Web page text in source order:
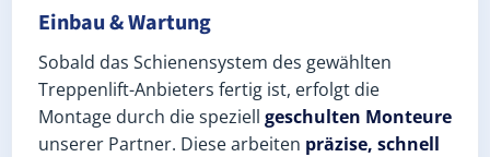
Einbau & Wartung
Sobald das Schienensystem des gewählten
Treppenlift-Anbieters fertig ist, erfolgt die
Montage durch die speziell geschulten Monteure
unserer Partner. Diese arbeiten präzise, schnell